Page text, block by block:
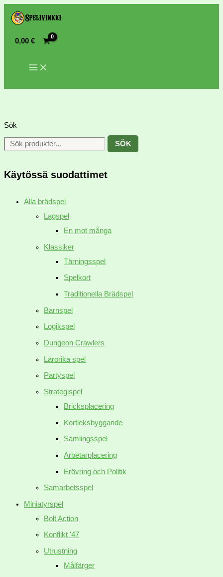
0,00€
Sök
SÖK
Käytössä suodattimet
Alla brädspel
Lagspel
En mot många
Klassiker
Tärningsspel
Spelkort
Traditionella Brädspel
Barnspel
Logikspel
Dungeon Crawlers
Lärorika spel
Partyspel
Strategispel
Bricksplacering
Kortleksbyggande
Samlingsspel
Arbetarplacering
Erövring och Politik
Samarbetsspel
Miniatyrspel
Bolt Action
Konflikt '47
Utrustning
Målfärger